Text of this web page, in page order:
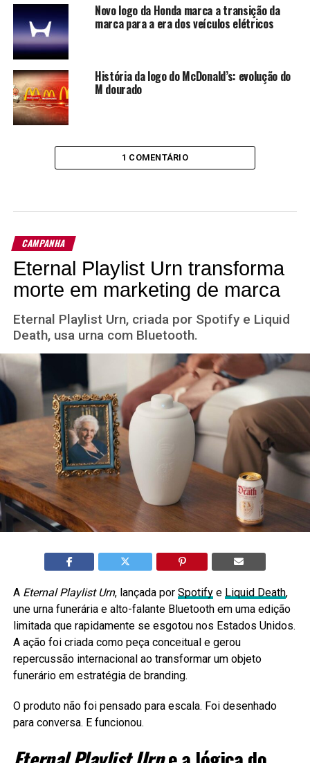
Novo logo da Honda marca a transição da
marca para a era dos veículos elétricos
História da logo do McDonald’s: evolução do
M dourado
1 COMENTÁRIO
CAMPANHA
Eternal Playlist Urn transforma
morte em marketing de marca
Eternal Playlist Urn, criada por Spotify e Liquid
Death, usa urna com Bluetooth.
A Eternal Playlist Urn, lançada por Spotifye Liquid Death,
une urna funerária e alto-falante Bluetooth em uma edição
limitada que rapidamente se esgotou nos Estados Unidos.
A ação foi criada como peça conceitual e gerou
repercussão internacional ao transformar um objeto
funerário em estratégia de branding.
O produto não foi pensado para escala. Foi desenhado
para conversa. E funcionou.